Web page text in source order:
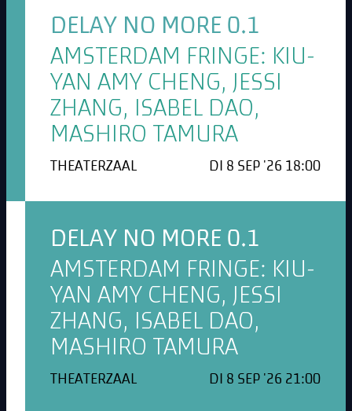
DELAY NO MORE 0.1
AMSTERDAM FRINGE: KIU-
YAN AMY CHENG, JESSI
ZHANG, ISABEL DAO,
MASHIRO TAMURA
THEATERZAAL DI 8 SEP '26 18:00
DELAY NO MORE 0.1
AMSTERDAM FRINGE: KIU-
YAN AMY CHENG, JESSI
ZHANG, ISABEL DAO,
MASHIRO TAMURA
THEATERZAAL DI 8 SEP '26 21:00